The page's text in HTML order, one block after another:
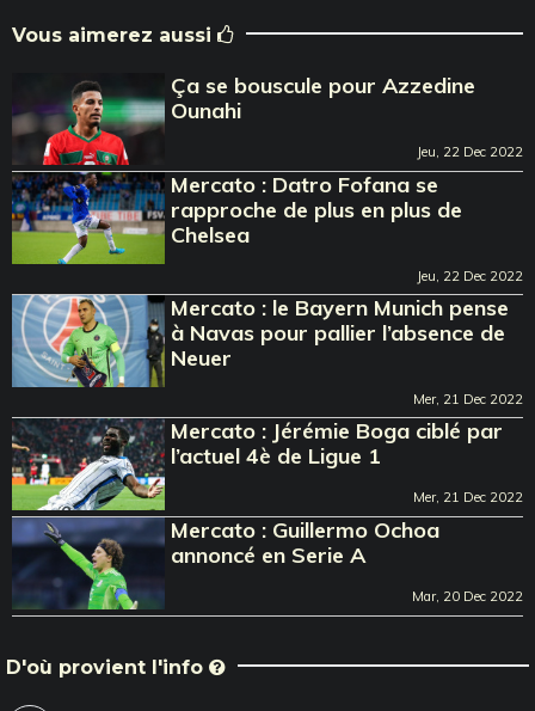
Vous aimerez aussi
Ça se bouscule pour Azzedine
Ounahi
Jeu, 22 Dec 2022
Mercato : Datro Fofana se
rapproche de plus en plus de
Chelsea
Jeu, 22 Dec 2022
Mercato : le Bayern Munich pense
à Navas pour pallier l’absence de
Neuer
Mer, 21 Dec 2022
Mercato : Jérémie Boga ciblé par
l’actuel 4è de Ligue 1
Mer, 21 Dec 2022
Mercato : Guillermo Ochoa
annoncé en Serie A
Mar, 20 Dec 2022
D'où provient l'info